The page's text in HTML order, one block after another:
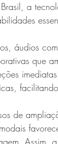
a
áudios
que
de